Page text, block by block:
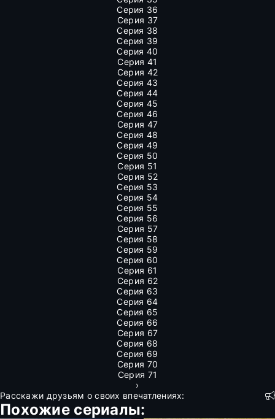
Серия 36
Серия 37
Серия 38
Серия 39
Серия 40
Серия 41
Серия 42
Серия 43
Серия 44
Серия 45
Серия 46
Серия 47
Серия 48
Серия 49
Серия 50
Серия 51
Серия 52
Серия 53
Серия 54
Серия 55
Серия 56
Серия 57
Серия 58
Серия 59
Серия 60
Серия 61
Серия 62
Серия 63
Серия 64
Серия 65
Серия 66
Серия 67
Серия 68
Серия 69
Серия 70
Серия 71
›
Расскажи друзьям о своих впечатлениях:
Похожие сериалы: